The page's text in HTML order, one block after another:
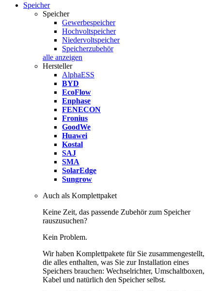
Speicher
Speicher
Gewerbespeicher
Hochvoltspeicher
Niedervoltspeicher
Speicherzubehör
alle anzeigen
Hersteller
AlphaESS
BYD
EcoFlow
Enphase
FENECON
Fronius
GoodWe
Huawei
Kostal
SAJ
SMA
SolarEdge
Sungrow
Auch als Komplettpaket
Keine Zeit, das passende Zubehör zum Speicher
rauszusuchen?
Kein Problem.
Wir haben Komplettpakete für Sie zusammengestellt,
die alles enthalten, was Sie zur Installation eines
Speichers brauchen: Wechselrichter, Umschaltboxen,
Kabel und natürlich den Speicher selbst.